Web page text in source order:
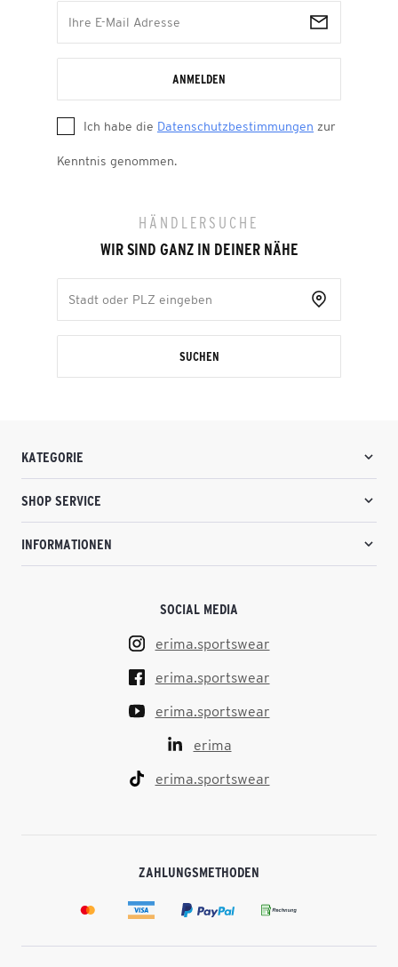
ANMELDEN
Ich habe die Datenschutzbestimmungen zur
Kenntnis genommen.
HÄNDLERSUCHE
WIR SIND GANZ IN DEINER NÄHE
SUCHEN
KATEGORIE
SHOP SERVICE
INFORMATIONEN
SOCIAL MEDIA
erima.sportswear
erima.sportswear
erima.sportswear
erima
erima.sportswear
ZAHLUNGSMETHODEN